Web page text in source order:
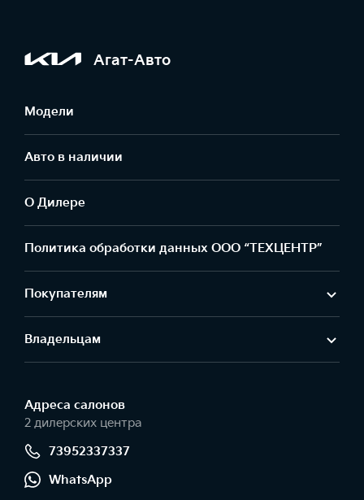
Агат-Авто
Модели
Авто в наличии
О Дилере
Политика обработки данных ООО “ТЕХЦЕНТР”
Покупателям
Владельцам
Адреса салонов
2 дилерских центра
73952337337
WhatsApp